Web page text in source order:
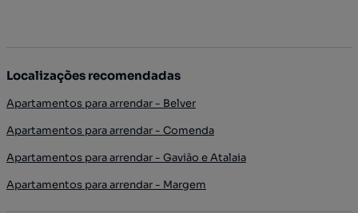
Localizações recomendadas
Apartamentos para arrendar - Belver
Apartamentos para arrendar - Comenda
Apartamentos para arrendar - Gavião e Atalaia
Apartamentos para arrendar - Margem